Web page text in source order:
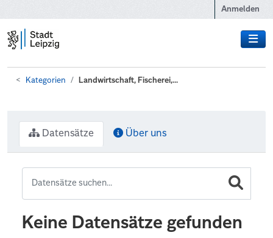
Anmelden
Kategorien Landwirtschaft, Fischerei,...
Datensätze Über uns
Keine Datensätze gefunden